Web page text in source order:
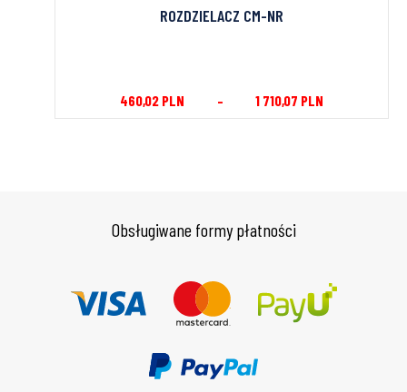
ROZDZIELACZ CM-NR
460,02 PLN – 1 710,07 PLN
Obsługiwane formy płatności